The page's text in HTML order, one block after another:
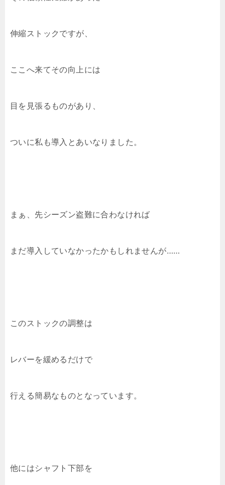
伸縮ストックですが、
ここへ来てその向上には
目を見張るものがあり、
ついに私も導入とあいなりました。
まぁ、先シーズン盗難に合わなければ
まだ導入していなかったかもしれませんが……
このストックの調整は
レバーを緩めるだけで
行える簡易なものとなっています。
他にはシャフト下部を